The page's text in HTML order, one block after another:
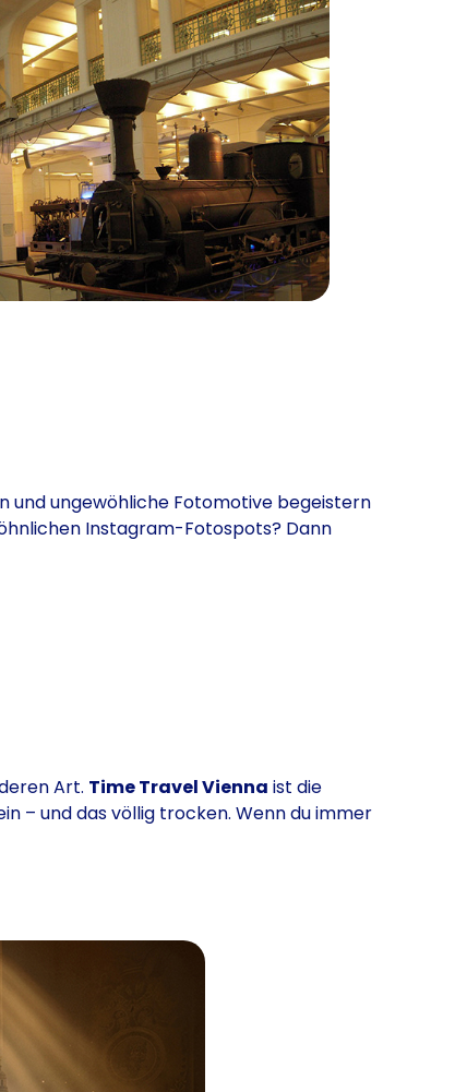
und ungewöhliche Fotomotive begeistern
Instagram-Fotospots? Dann
Art. Time Travel Vienna ist die
– und das völlig trocken. Wenn du immer